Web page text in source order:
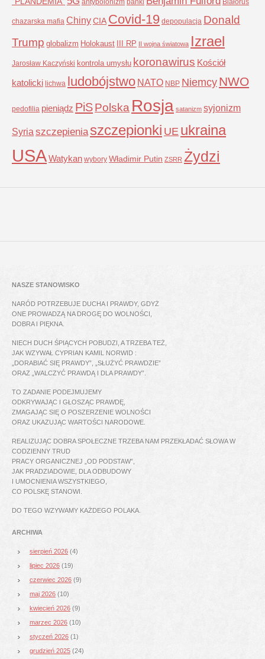
chazarska mafia ChinyCIA Covid-19 depopulacja Donald
Trump globalizm Holokaust III RP II wojna światowa Izrael
Jarosław Kaczyński kontrola umysłu koronawirus Kościół
katolicki lichwa ludobójstwo NATO NBP NiemcyNWO
pedofilia pieniądz PiSPolska Rosja satanizm syjonizm
Syria szczepienia szczepionki UE ukraina
USAWatykan wybory Władimir Putin ZSRR Żydzi
NASZE STANOWISKO
NARÓD POTRZEBUJE DUCHA I PRAWDY, GDYŻ
ONE PROWADZĄ NA DROGĘ DO WOLNOŚCI,
DOBRA I PIĘKNA.
NIECH DUCH ŚPIĄCYCH POBUDZI, A TRZEBA TEŻ,
JAK WZYWAŁ CYPRIAN KAMIL NORWID :
„DORABIAĆ SIĘ PRAWDY”, „SŁUŻYĆ PRAWDZIE”
ORAZ „WALCZYĆ PRAWDĄ I DLA PRAWDY”.
TO ZADANIE PODEJMUJEMY
ODKRYWAJĄC I GŁOSZĄC PRAWDĘ,
ZMAGAJĄC SIĘ O POSZERZENIE WOLNOŚCI
ORAZ UKAZUJĄC WARTOŚCI NARODOWE.
REALIZUJĄC DOBRA SPOŁECZNE TRZEBA NAM PRZEKŁADAĆ SŁOWA W
CODZIENNY TRUD
PRACY ORGANICZNEJ „OD PODSTAW”,
JAK PRADZIADOWIE, DLA ODBUDOWY
I UMOCNIENIA WSZYSTKIEGO,
CO POLSKĘ STANOWI.
DO TEGO WZYWAMY KAŻDEGO POLAKA.
ARCHIWA
sierpień 2026 (4)
lipiec 2026 (19)
czerwiec 2026 (9)
maj 2026 (10)
kwiecień 2026 (9)
marzec 2026 (10)
styczeń 2026 (1)
grudzień 2025 (24)